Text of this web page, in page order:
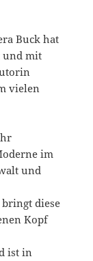
Buck hat
und mit
vielen
im
und
bringt diese
Kopf
ist in